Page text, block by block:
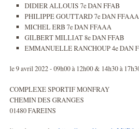
DIDIER ALLOUIS 7e DAN FFAB
PHILIPPE GOUTTARD 7e DAN FFAAA
MICHEL ERB 7e DAN FFAAA
GILBERT MILLIAT 8e DAN FFAB
EMMANUELLE RANCHOUP 4e DAN
le 9 avril 2022 - 09h00 à 12h00 & 14h30 à
COMPLEXE SPORTIF MONFRAY
CHEMIN DES GRANGES
01480 FAREINS